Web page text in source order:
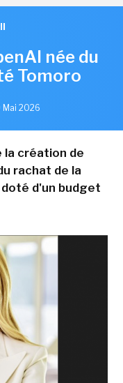
née du
Tomoro
Mai 2026
la création de
rachat de la
d'un budget